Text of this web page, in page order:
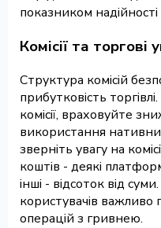
показником
Комісії та торгові
Структура комісій
прибутковість
комісії, враховуйте
використання
зверніть увагу на
коштів - деякі
інші - відсоток від
користувачів важливо
операцій з гривнею.